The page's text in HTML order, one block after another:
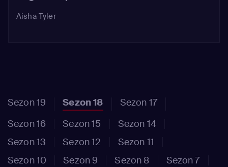
Aisha Tyler
Sezon 19 Sezon 18
Sezon 17
Sezon 16
Sezon 15
Sezon 14
Sezon 13
Sezon 12
Sezon 11
Sezon 10
Sezon 9 Sezon 8
Sezon 7